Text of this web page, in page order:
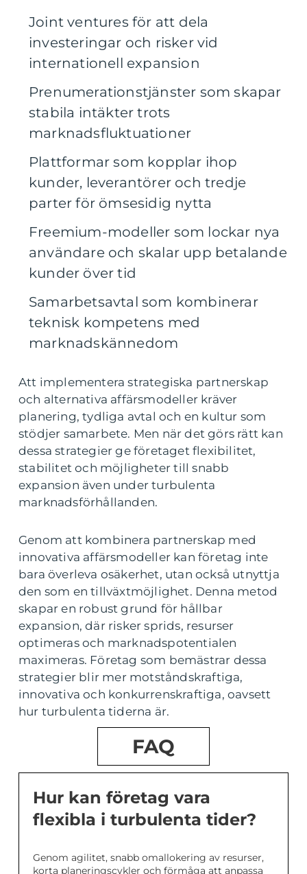
Joint ventures för att dela
investeringar och risker vid
internationell expansion
Prenumerationstjänster som skapar
stabila intäkter trots
marknadsfluktuationer
Plattformar som kopplar ihop
kunder, leverantörer och tredje
parter för ömsesidig nytta
Freemium-modeller som lockar nya
användare och skalar upp betalande
kunder över tid
Samarbetsavtal som kombinerar
teknisk kompetens med
marknadskännedom
Att implementera strategiska partnerskap
och alternativa affärsmodeller kräver
planering, tydliga avtal och en kultur som
stödjer samarbete. Men när det görs rätt kan
dessa strategier ge företaget flexibilitet,
stabilitet och möjligheter till snabb
expansion även under turbulenta
marknadsförhållanden.
Genom att kombinera partnerskap med
innovativa affärsmodeller kan företag inte
bara överleva osäkerhet, utan också utnyttja
den som en tillväxtmöjlighet. Denna metod
skapar en robust grund för hållbar
expansion, där risker sprids, resurser
optimeras och marknadspotentialen
maximeras. Företag som bemästrar dessa
strategier blir mer motståndskraftiga,
innovativa och konkurrenskraftiga, oavsett
hur turbulenta tiderna är.
FAQ
Hur kan företag vara
flexibla i turbulenta tider?
Genom agilitet, snabb omallokering av resurser,
korta planeringscykler och förmåga att anpassa